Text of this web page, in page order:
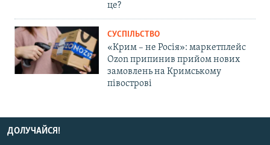
це?
СУСПІЛЬСТВО
«Крим – не Росія»: маркетплейс
Ozon припинив прийом нових
замовлень на Кримському
півострові
ДОЛУЧАЙСЯ!